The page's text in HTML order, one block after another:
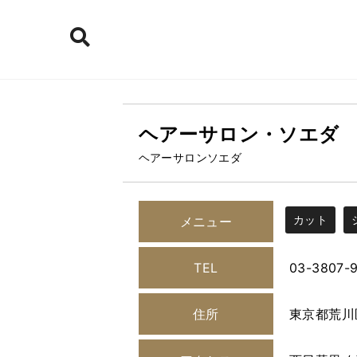
ヘアーサロン・ソエダ
ヘアーサロンソエダ
メニュー カット
TEL 03-3807-
住所 東京都荒